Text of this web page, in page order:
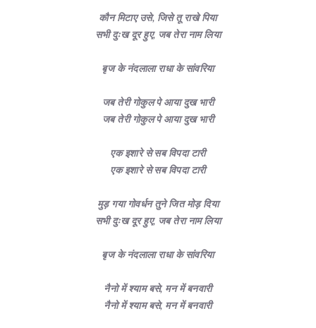
कौन मिटाए उसे, जिसे तू राखे पिया
सभी दुःख दूर हुए, जब तेरा नाम लिया
बृज के नंदलाला राधा के सांवरिया
जब तेरी गोकुल पे आया दुख भारी
जब तेरी गोकुल पे आया दुख भारी
एक इशारे से सब विपदा टारी
एक इशारे से सब विपदा टारी
मुड़ गया गोवर्धन तुने जित मोड़ दिया
सभी दुःख दूर हुए, जब तेरा नाम लिया
बृज के नंदलाला राधा के सांवरिया
नैनो में श्याम बसे, मन में बनवारी
नैनो में श्याम बसे, मन में बनवारी